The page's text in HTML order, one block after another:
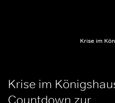
Krise im
Krise im
Countdown zur